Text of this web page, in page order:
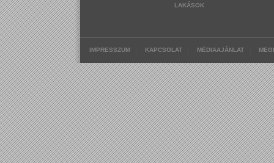
LAKÁSOK
IMPRESSZUM KAPCSOLAT MÉDIAAJÁNLAT